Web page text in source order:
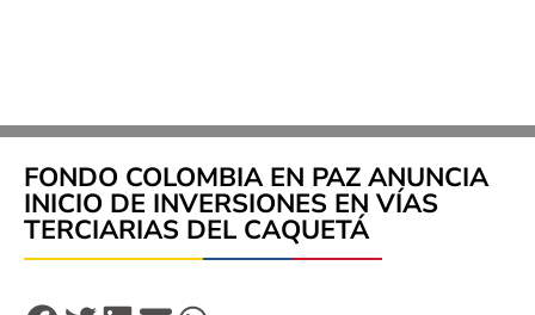
FONDO COLOMBIA EN PAZ ANUNCIA
INICIO DE INVERSIONES EN VÍAS
TERCIARIAS DEL CAQUETÁ